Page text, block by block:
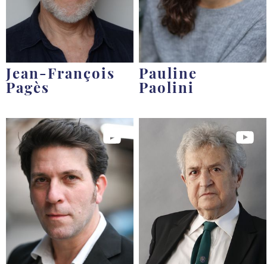
Jean-François
Pagès
Pauline
Paolini